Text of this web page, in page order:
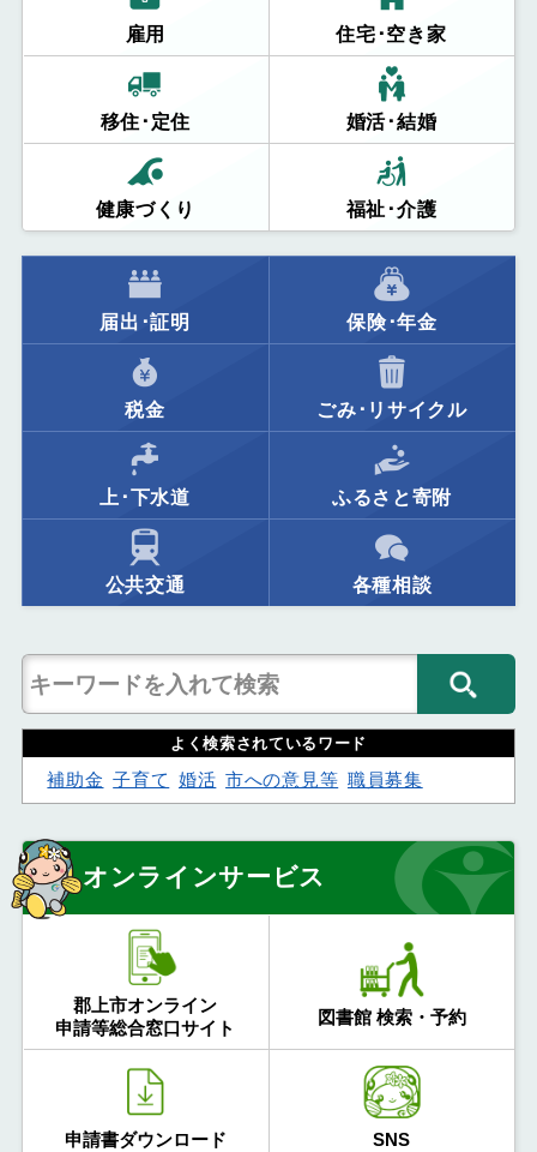
雇用 住宅･空き家
移住･定住 婚活･結婚
健康づくり 福祉･介護
届出･証明 保険･年金
税金 ごみ･リサイクル
上･下水道 ふるさと寄附
公共交通 各種相談
よく検索されているワード
補助金 子育て 婚活 市への意見等 職員募集
オンラインサービス
郡上市オンライン
申請等総合窓口サイト
図書館 検索・予約
申請書ダウンロード SNS